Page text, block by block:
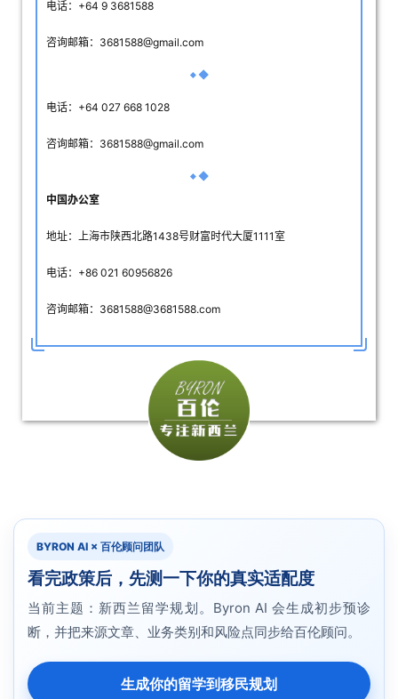
电话：+64 9 3681588
咨询邮箱：3681588@gmail.com
电话：+64027 668 1028
咨询邮箱：3681588@gmail.com
中国办公室
地址：上海市陕西北路1438号财富时代大厦1111室
电话：+86 021 60956826
咨询邮箱：3681588@3681588.com
BYRON AI × 百伦顾问团队
看完政策后，先测一下你的真实适配度
当前主题：新西兰留学规划。Byron AI 会生成初步预诊
断，并把来源文章、业务类别和风险点同步给百伦顾问。
生成你的留学到移民规划